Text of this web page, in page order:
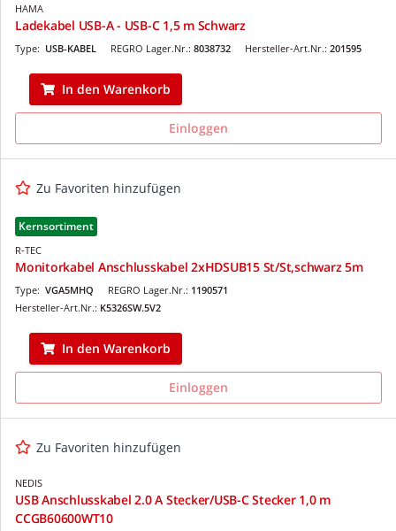
HAMA
Ladekabel USB-A - USB-C 1,5 m Schwarz
REGRO Lager.Nr.: 8038732
Type: USB-KABEL Hersteller-Art.Nr.: 201595
In den Warenkorb
Einloggen
Zu Favoriten hinzufügen
Kernsortiment
R-TEC
Monitorkabel Anschlusskabel 2xHDSUB15 St/St,schwarz 5m
REGRO Lager.Nr.: 1190571
Type: VGA5MHQ
Hersteller-Art.Nr.: K5326SW.5V2
In den Warenkorb
Einloggen
Zu Favoriten hinzufügen
NEDIS
USB Anschlusskabel 2.0 A Stecker/USB-C Stecker 1,0 m
CCGB60600WT10